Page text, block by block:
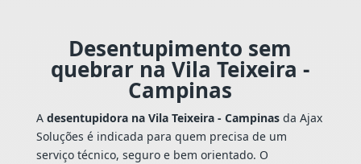
Desentupimento sem
quebrar na Vila Teixeira -
Campinas
A desentupidora na Vila Teixeira - Campinasda Ajax
Soluções é indicada para quem precisa de um
serviço técnico, seguro e bem orientado. O